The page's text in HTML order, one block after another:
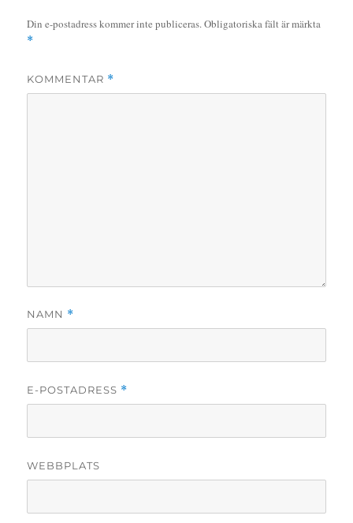
Din e-postadress kommer inte publiceras.Obligatoriska fält är märkta
*
KOMMENTAR *
NAMN *
E-POSTADRESS *
WEBBPLATS